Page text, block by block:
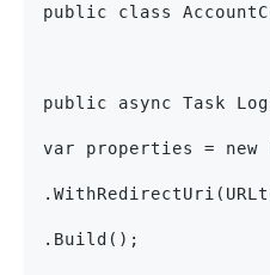
public class
public async Task
var properties = new
.Build();